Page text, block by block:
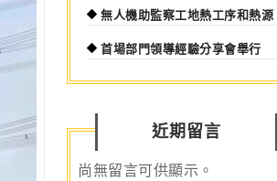
無人機助監察工地熱工序和熱源
首場部門領導經驗分享會舉行
近期留言
尚無留言可供顯示。